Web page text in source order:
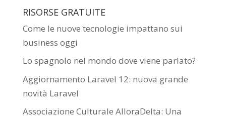
RISORSE GRATUITE
Come le nuove tecnologie impattano sui
business oggi
Lo spagnolo nel mondo dove viene parlato?
Aggiornamento Laravel 12: nuova grande
novità Laravel
Associazione Culturale AlloraDelta: Una